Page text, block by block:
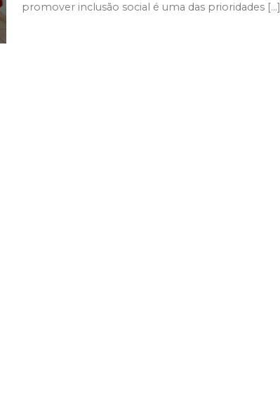
promover inclusão social é uma das prioridades [...]